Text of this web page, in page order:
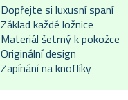
Dopřejte si luxusní spaní
Základ každé ložnice
Materiál šetrný k pokožce
Originální design
Zapínání na knoflíky